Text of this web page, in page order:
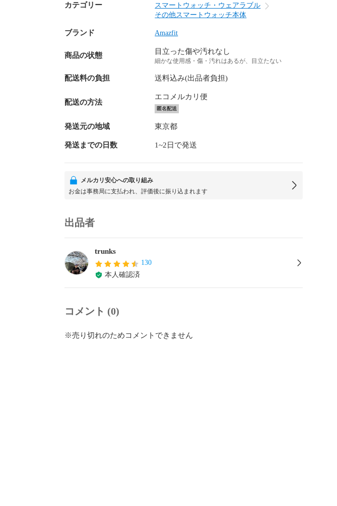
カテゴリー
スマートウォッチ・ウェアラブル
その他スマートウォッチ本体
ブランド Amazfit
商品の状態 目立った傷や汚れなし
細かな使用感・傷・汚れはあるが、目立たない
配送料の負担 送料込み(出品者負担)
配送の方法
エコメルカリ便
匿名配送
発送元の地域 東京都
発送までの日数 1~2日で発送
メルカリ安心への取り組み
お金は事務局に支払われ、評価後に振り込まれます
出品者
trunks
130
本人確認済
コメント (0)
※売り切れのためコメントできません